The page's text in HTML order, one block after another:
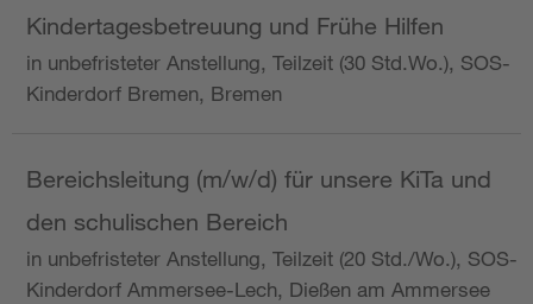
Kindertagesbetreuung und Frühe Hilfen
in unbefristeter Anstellung, Teilzeit (30 Std.Wo.), SOS-
Kinderdorf Bremen, Bremen
Bereichsleitung (m/w/d) für unsere KiTa und
den schulischen Bereich
in unbefristeter Anstellung, Teilzeit (20 Std./Wo.), SOS-
Kinderdorf Ammersee-Lech, Dießen am Ammersee